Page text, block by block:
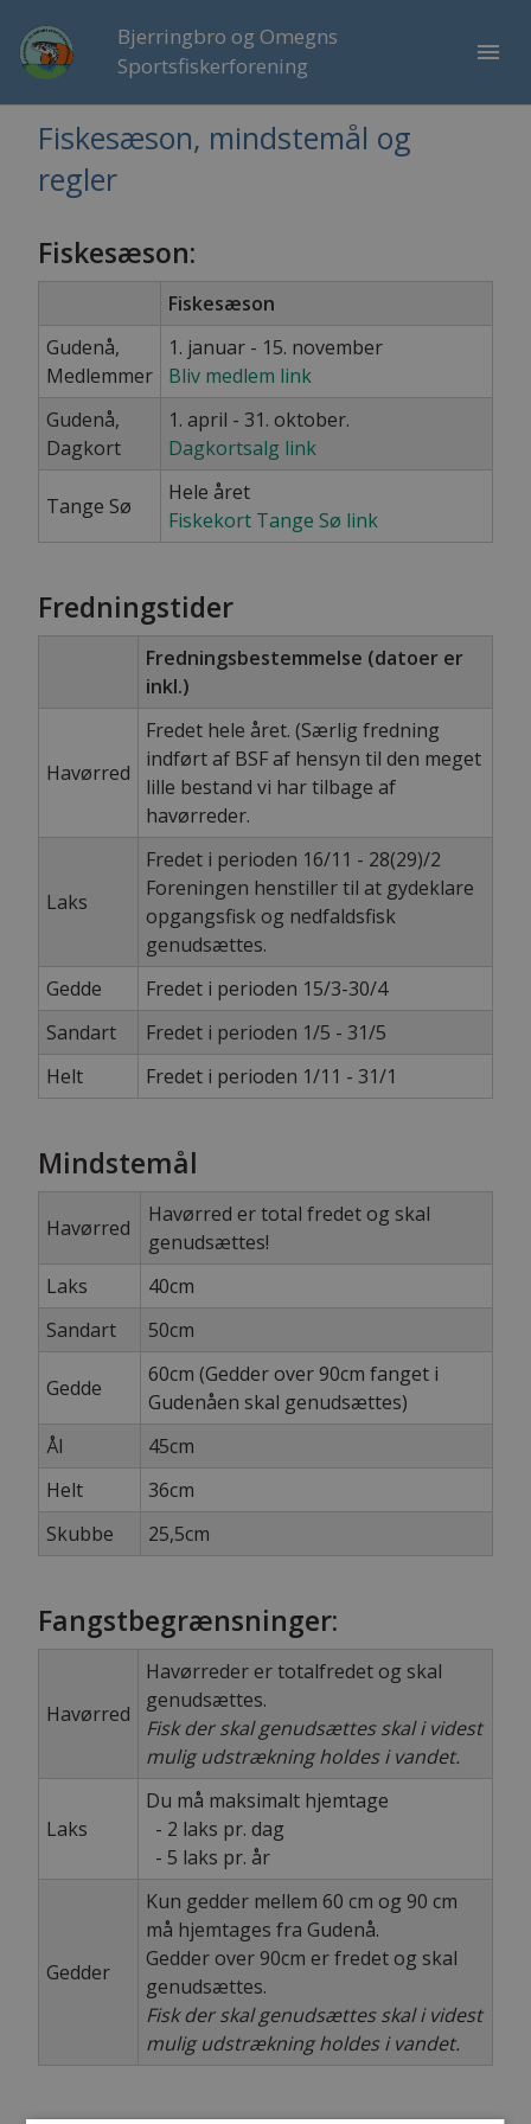
Bjerringbro og Omegns
Sportsfiskerforening
menu
Fiskesæson, mindstemål og
regler
Fiskesæson:
Fiskesæson
Gudenå,
Medlemmer
1. januar - 15. november
Bliv medlem link
Gudenå,
Dagkort
1. april - 31. oktober.
Dagkortsalg link
Tange Sø
Hele året
Fiskekort Tange Sø link
Fredningstider
Fredningsbestemmelse (datoer er
inkl.)
Havørred
Fredet hele året. (Særlig fredning
indført af BSF af hensyn til den meget
lille bestand vi har tilbage af
havørreder.
Laks
Fredet i perioden 16/11 - 28(29)/2
Foreningen henstiller til at gydeklare
opgangsfisk og nedfaldsfisk
genudsættes.
Gedde
Fredet i perioden 15/3-30/4
Sandart
Fredet i perioden 1/5 - 31/5
Helt
Fredet i perioden 1/11 - 31/1
Mindstemål
Havørred
Havørred er total fredet og skal
genudsættes!
Laks
40cm
Sandart
50cm
Gedde
60cm (Gedder over 90cm fanget i
Gudenåen skal genudsættes)
Ål
45cm
Helt
36cm
Skubbe
25,5cm
Fangstbegrænsninger:
Havørred
Havørreder er totalfredet og skal
genudsættes.
Fisk der skal genudsættes skal i videst
mulig udstrækning holdes i vandet.
Laks
Du må maksimalt hjemtage
- 2 laks pr. dag
- 5 laks pr. år
Gedder
Kun gedder mellem 60 cm og 90 cm
må hjemtages fra Gudenå.
Gedder over 90cm er fredet og skal
genudsættes.
Fisk der skal genudsættes skal i videst
mulig udstrækning holdes i vandet.